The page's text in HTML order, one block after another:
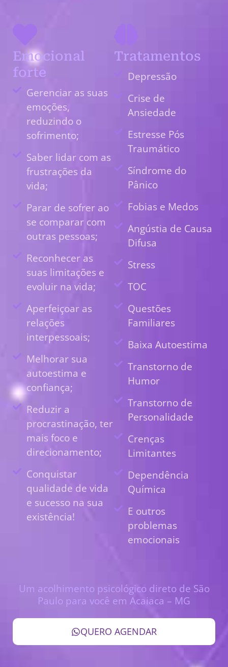
Emocional
forte
Gerenciar as suas
emoções,
reduzindo o
sofrimento;
Saber lidar com as
frustrações da
vida;
Parar de sofrer ao
se comparar com
outras pessoas;
Reconhecer as
suas limitações e
evoluir na vida;
Aperfeiçoar as
relações
interpessoais;
Melhorar sua
autoestima e
confiança;
Reduzir a
procrastinação, ter
mais foco e
direcionamento;
Conquistar
qualidade de vida
e sucesso na sua
existência!
Tratamentos
Depressão
Crise de
Ansiedade
Estresse Pós
Traumático
Síndrome do
Pânico
Fobias e Medos
Angústia de Causa
Difusa
Stress
TOC
Questões
Familiares
Baixa Autoestima
Transtorno de
Humor
Transtorno de
Personalidade
Crenças
Limitantes
Dependência
Química
E outros
problemas
emocionais
Um acolhimento psicológico direto de São
Paulo para você em Acaiaca – MG
QUERO AGENDAR